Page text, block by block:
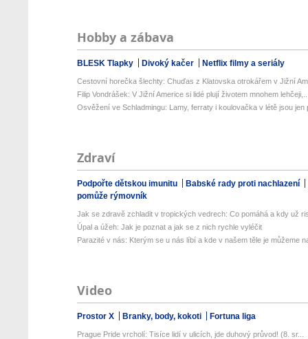
Hobby a zábava
BLESK Tlapky Divoký kačer Netflix filmy a seriály
Cestovní horečka šlechty: Chuďas z Klatovska otrokářem v Jižní
Filip Vondrášek: V Jižní Americe si lidé plují životem mnohem
Osvěžení ve Schladmingu: Lamy, ferraty i koulovačka v létě jsou jen
Zdraví
Podpořte dětskou imunitu
Babské rady proti nachlazení
pomůže rýmovník
Jak se zdravě zchladit v tropických vedrech: Co pomáhá a kdy už
Úpal a úžeh: Jak je poznat a jak se z nich rychle vyléčit
Parazité v nás: Kterým se u nás líbí a kde v našem těle je můžeme
Video
Prostor X Branky, body, kokoti Fortuna liga
Prague Pride vrcholí: Tisíce lidí v ulicích, jde duhový průvod! (8. sr...